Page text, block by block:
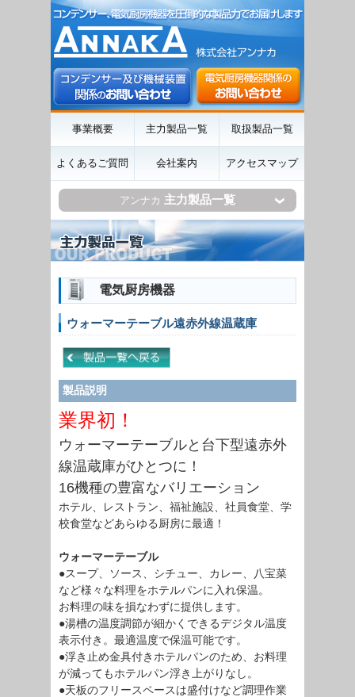
事業概要 主力製品一覧 取扱製品一覧
よくあるご質問 会社案内 アクセスマップ
アンナカ 主力製品一覧
電気厨房機器
ウォーマーテーブル遠赤外線温蔵庫
製品説明
業界初！
ウォーマーテーブルと台下型遠赤外
線温蔵庫がひとつに！
16機種の豊富なバリエーション
ホテル、レストラン、福祉施設、社員食堂、学
校食堂などあらゆる厨房に最適！
ウォーマーテーブル
●スープ、ソース、シチュー、カレー、八宝菜
など様々な料理をホテルパンに入れ保温。
お料理の味を損なわずに提供します。
●湯槽の温度調節が細かくできるデジタル温度
表示付き。最適温度で保温可能です。
●浮き止め金具付きホテルパンのため、お料理
が減ってもホテルパン浮き上がりなし。
●天板のフリースペースは盛付けなど調理作業